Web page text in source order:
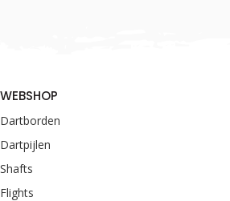
WEBSHOP
Dartborden
Dartpijlen
Shafts
Flights